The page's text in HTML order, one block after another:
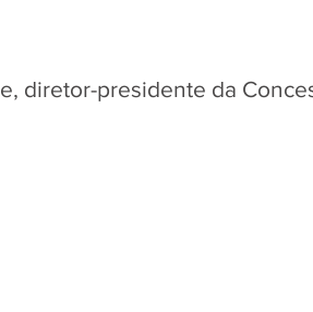
diretor-presidente da